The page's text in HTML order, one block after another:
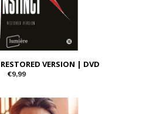
VERSION | DVD
€9,99